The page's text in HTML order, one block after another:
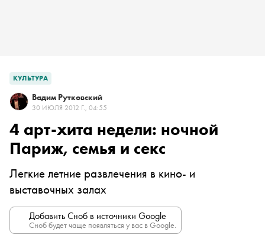
КУЛЬТУРА
Вадим Рутковский
30 ИЮЛЯ 2012 Г., 04:55
4 арт-хита недели: ночной
Париж, семья и секс
Легкие летние развлечения в кино- и
выставочных залах
Добавить Сноб в источники Google
Сноб будет чаще появляться у вас в Google.